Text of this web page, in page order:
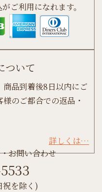
ご利用になれます。
ついて
品到着後8日以内にご
のご都合での返品・
詳しくは…
お問い合わせ
を除く)